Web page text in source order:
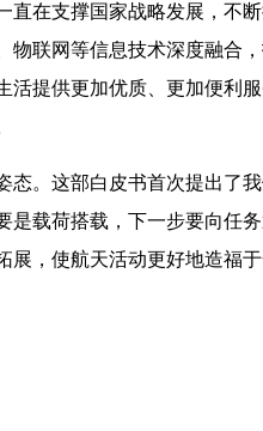
直在支撑国家战略发展，不
物联网等信息技术深度融合
活提供更加优质、更加便利
态。这部白皮书首次提出了
是载荷搭载，下一步要向任
展，使航天活动更好地造福